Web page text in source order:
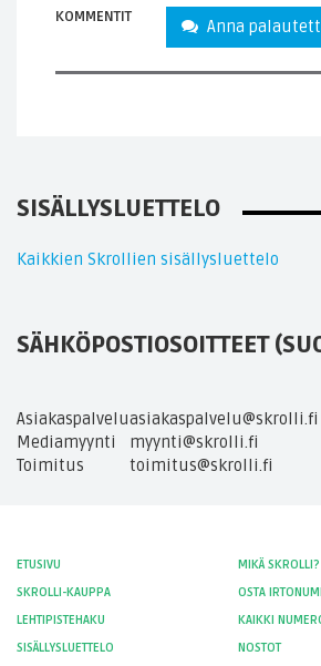
KOMMENTIT Anna
SISÄLLYSLUETTELO
Kaikkien Skrollien sisällysluettelo
SÄHKÖPOSTIOSOITTEET
Asiakaspalveluasiakaspalvelu@skrolli.fi
Mediamyynti
myynti@skrolli.fi
Toimitus
toimitus@skrolli.fi
ETUSIVU
MIKÄ SKROLLI?
SKROLLI-KAUPPA
OSTA
LEHTIPISTEHAKU
KAIKKI
SISÄLLYSLUETTELO
NOSTOT